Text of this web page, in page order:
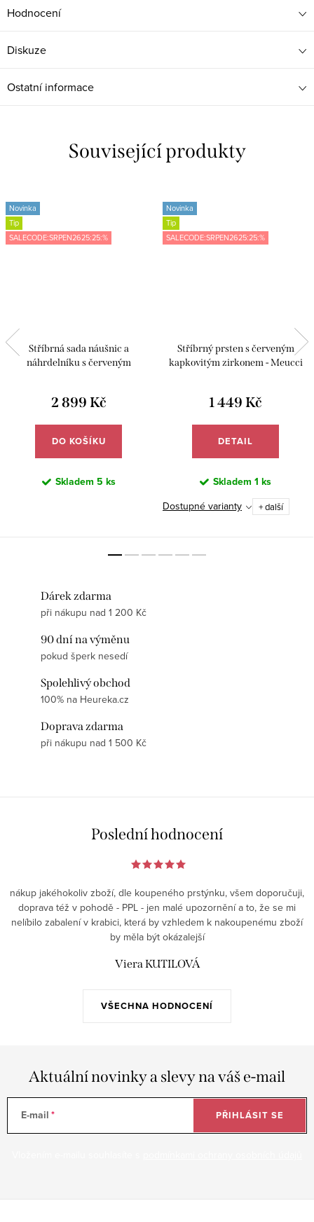
Hodnocení
Diskuze
Ostatní informace
Související produkty
Novinka
Tip
SALECODE:SRPEN2625:25:%
Stříbrná sada náušnic a
náhrdelníku s červeným
2 899 Kč
DO KOŠÍKU
Skladem 5 ks
Novinka
Tip
SALECODE:SRPEN2625:25:%
Stříbrný prsten s červeným
kapkovitým zirkonem - Meucci
1 449 Kč
DETAIL
Skladem 1 ks
Dostupné varianty + další
Dárek zdarma
při nákupu nad 1 200 Kč
90 dní na výměnu
pokud šperk nesedí
Spolehlivý obchod
100% na Heureka.cz
Doprava zdarma
při nákupu nad 1 500 Kč
Poslední hodnocení
VŠECHNA HODNOCENÍ
nákup jakéhokoliv zboží, dle koupeného prstýnku, všem doporučuji,
doprava též v pohodě - PPL - jen malé upozornění a to, že se mi
nelíbilo zabalení v krabici, která by vzhledem k nakoupenému zboží
by měla být okázalejší
Viera KUTILOVÁ
Aktuální novinky a slevy na váš e-mail
E-mail PŘIHLÁSIT SE